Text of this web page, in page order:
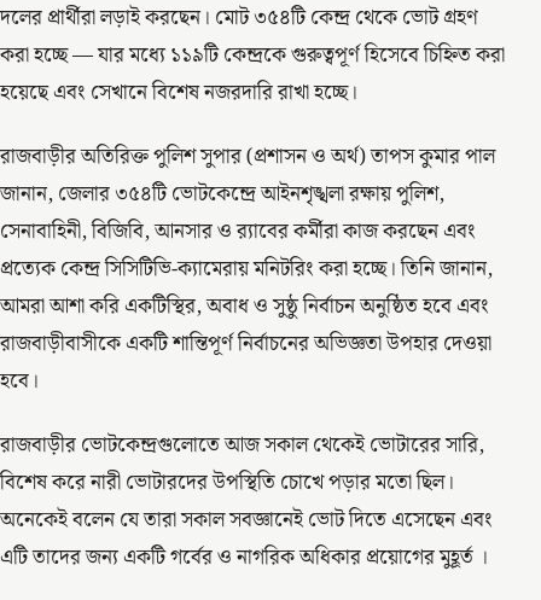
দলের প্রার্থীরা লড়াই করছেন। মোট ৩৫৪টি কেন্দ্র থেকে ভোট গ্রহণ
করা হচ্ছে — যার মধ্যে ১১৯টি কেন্দ্রকে গুরুত্বপূর্ণ হিসেবে চিহ্নিত করা
হয়েছে এবং সেখানে বিশেষ নজরদারি রাখা হচ্ছে।
রাজবাড়ীর অতিরিক্ত পুলিশ সুপার (প্রশাসন ও অর্থ) তাপস কুমার পাল
জানান, জেলার ৩৫৪টি ভোটকেন্দ্রে আইনশৃঙ্খলা রক্ষায় পুলিশ,
সেনাবাহিনী, বিজিবি, আনসার ও র‌্যাবের কর্মীরা কাজ করছেন এবং
প্রত্যেক কেন্দ্র সিসিটিভি-ক্যামেরায় মনিটরিং করা হচ্ছে। তিনি জানান,
আমরা আশা করি একটিস্থির, অবাধ ও সুষ্ঠু নির্বাচন অনুষ্ঠিত হবে এবং
রাজবাড়ীবাসীকে একটি শান্তিপূর্ণ নির্বাচনের অভিজ্ঞতা উপহার দেওয়া
হবে।
রাজবাড়ীর ভোটকেন্দ্রগুলোতে আজ সকাল থেকেই ভোটারের সারি,
বিশেষ করে নারী ভোটারদের উপস্থিতি চোখে পড়ার মতো ছিল।
অনেকেই বলেন যে তারা সকাল সবজ্ঞানেই ভোট দিতে এসেছেন এবং
এটি তাদের জন্য একটি গর্বের ও নাগরিক অধিকার প্রয়োগের মুহূর্ত ।